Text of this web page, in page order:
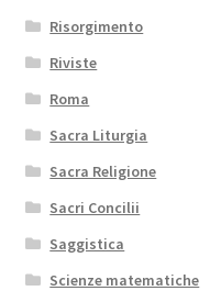
Risorgimento
Riviste
Roma
Sacra Liturgia
Sacra Religione
Sacri Concilii
Saggistica
Scienze matematiche